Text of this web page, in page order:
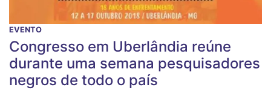
EVENTO
Congresso em Uberlândia reúne
durante uma semana pesquisadores
negros de todo o país